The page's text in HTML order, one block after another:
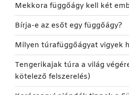
Mekkora függőágy kell két
Bírja-e az esőt egy függőágy?
Milyen túrafüggőágyat vigyek
Tengerikajak túra a világ
kötelező felszerelés)